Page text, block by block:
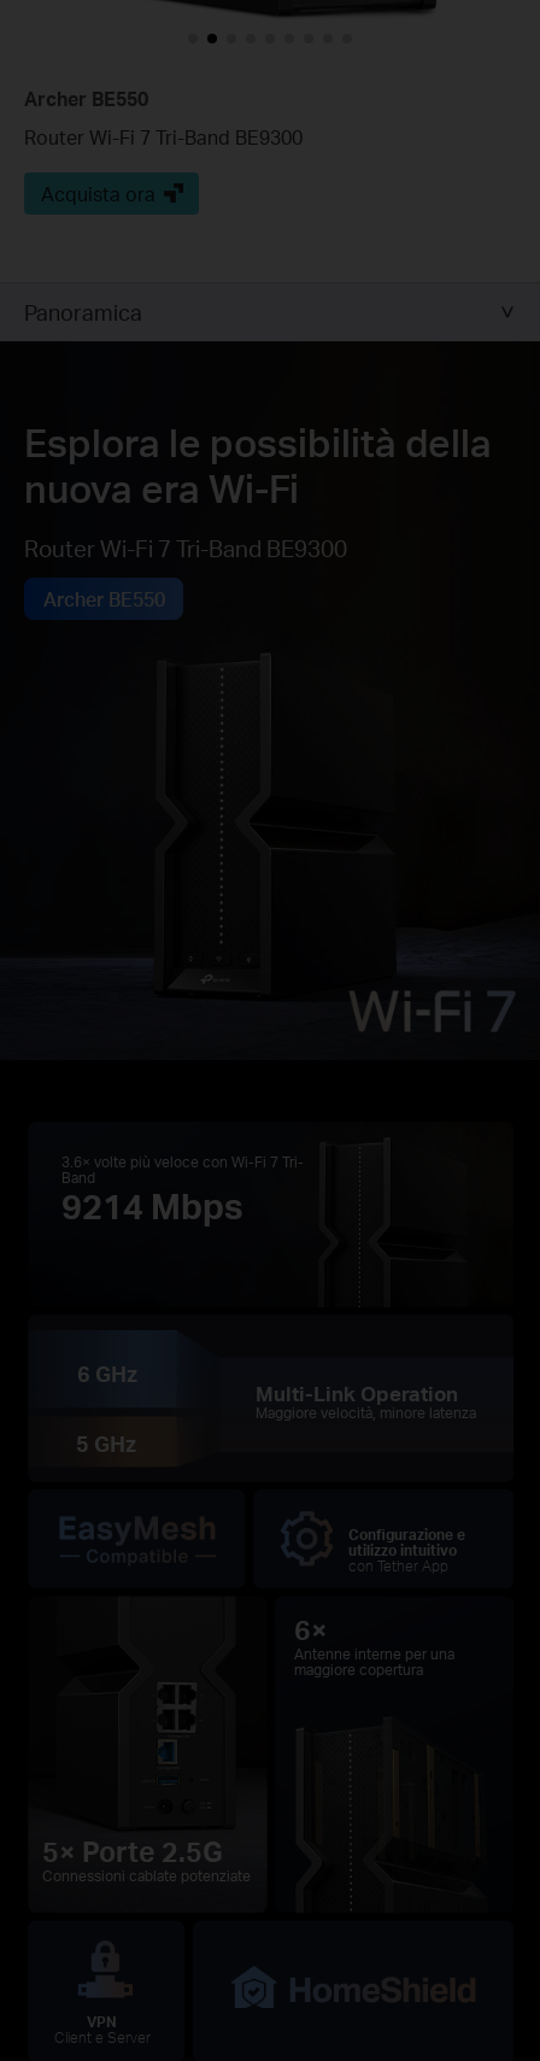
Archer BE550
Router Wi-Fi 7 Tri-Band BE9300
Acquista ora
Panoramica
Esplora le possibilità della
nuova era Wi-Fi
Router Wi-Fi 7 Tri-Band BE9300
Archer BE550
3.6× volte più veloce con Wi-Fi 7 Tri-
Band
9214 Mbps
5× Porte 2.5G
Connessioni cablate potenziate
6×
Antenne interne per una
maggiore copertura
Multi-Link Operation
Maggiore velocità, minore latenza
6 GHz
5 GHz
Configurazione e
utilizzo intuitivo
con Tether App
VPN
Client e Server